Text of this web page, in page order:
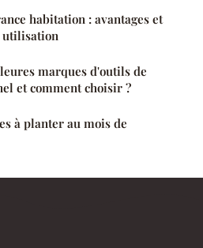
habitation : avantages et
utilisation
marques d'outils de
et comment choisir ?
à planter au mois de